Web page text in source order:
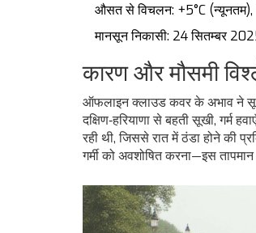
औसत से विचलन: +5°C (न्यूनतम),
मानसून निकासी: 24 सितम्बर
कारण और मौसमी
ऑफलाइन क्लाउड कवर के अभाव ने
दक्षिण‑हरियाणा से बहती सूखी,
रही थी, जिससे रात में ठंडा होने की
गर्मी को अवशोषित करना—इस